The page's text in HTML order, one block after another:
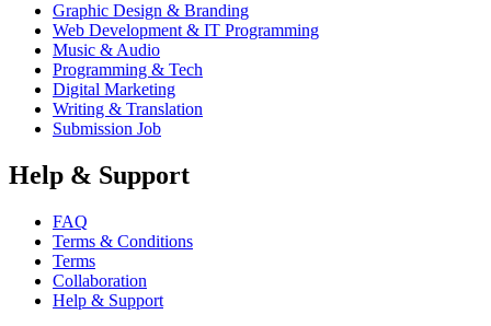
Graphic Design & Branding
Web Development & IT Programming
Music & Audio
Programming & Tech
Digital Marketing
Writing & Translation
Submission Job
Help & Support
FAQ
Terms & Conditions
Terms
Collaboration
Help & Support